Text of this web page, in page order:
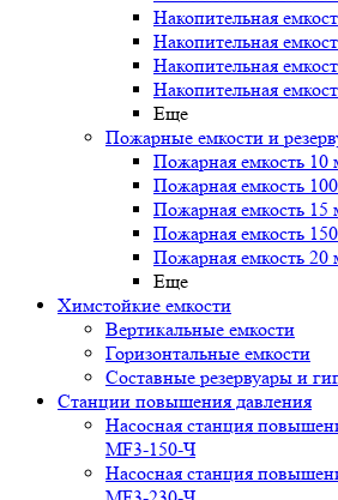
Накопительная
Накопительная
Накопительная
Накопительная
Еще
Пожарные емкости и
Пожарная емкость 10
Пожарная емкость
Пожарная емкость 15
Пожарная емкость
Пожарная емкость 20
Еще
Химстойкие емкости
Вертикальные емкости
Горизонтальные емкости
Составные резервуары и
Станции повышения давления
Насосная станция
MF3-150-Ч
Насосная станция